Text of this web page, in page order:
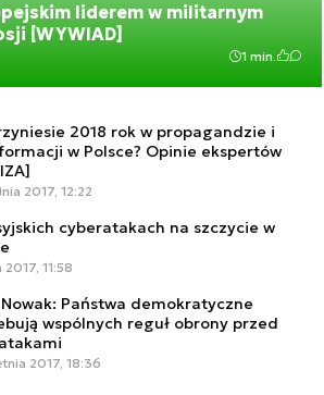
liderem w militarnym
[WYWIAD]
1 min.
2018 rok w propagandzie i
w Polsce? Opinie ekspertów
2017, 12:22
cyberatakach na szczycie w
2017, 11:58
Państwa demokratyczne
wspólnych reguł obrony przed
2017, 18:36